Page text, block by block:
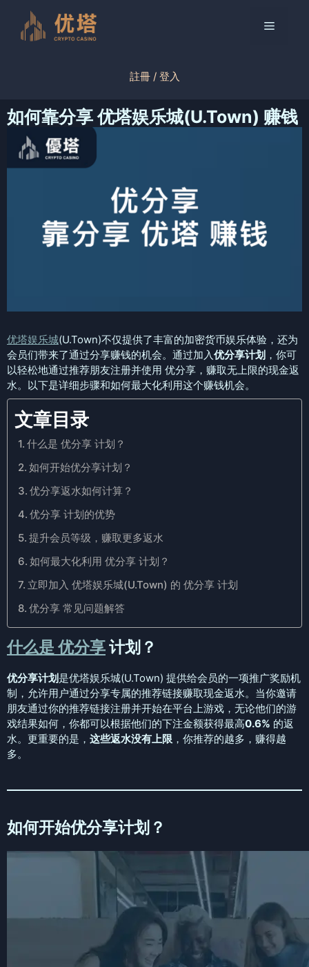
菜
註冊 / 登入
如何靠分享 优塔娱乐城(U.Town) 赚钱
优塔娱乐城(U.Town)不仅提供了丰富的加密货币娱乐体验，还为
会员们带来了通过分享赚钱的机会。通过加入优分享计划 ，你可
以轻松地通过推荐朋友注册并使用 优分享，赚取无上限的现金返
水。以下是详细步骤和如何最大化利用这个赚钱机会。
文章目录
什么是 优分享 计划？
如何开始优分享计划？
优分享返水如何计算？
优分享 计划的优势
提升会员等级，赚取更多返水
如何最大化利用 优分享 计划？
立即加入 优塔娱乐城(U.Town) 的 优分享 计划
优分享 常见问题解答
什么是 优分享计划？
优分享计划是优塔娱乐城(U.Town) 提供给会员的一项推广奖励机
制，允许用户通过分享专属的推荐链接赚取现金返水。当你邀请
朋友通过你的推荐链接注册并开始在平台上游戏，无论他们的游
戏结果如何，你都可以根据他们的下注金额获得最高0.6% 的返
水。更重要的是， 这些返水没有上限 ，你推荐的越多，赚得越
多。
如何开始优分享计划？